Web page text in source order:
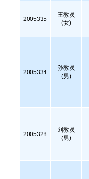
2005335
王教员
(女)
2005334
孙教员
(男)
2005328
刘教员
(男)